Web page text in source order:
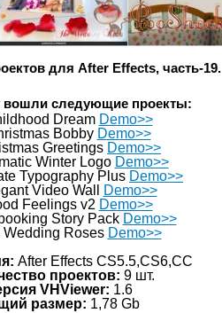
для After Effects, часть-19.
вошли следующие проекты:
Dream Demo>>
Bobby Demo>>
Greetings Demo>>
Winter Logo Demo>>
Typography Plus Demo>>
Video Wall
Demo>>
Feelings v2 Demo>>
Story Pack Demo>>
Wedding Roses Demo>>
After Effects CS5.5,CS6,СС
проектов: 9 шт.
VHViewer: 1.6
размер: 1,78 Gb